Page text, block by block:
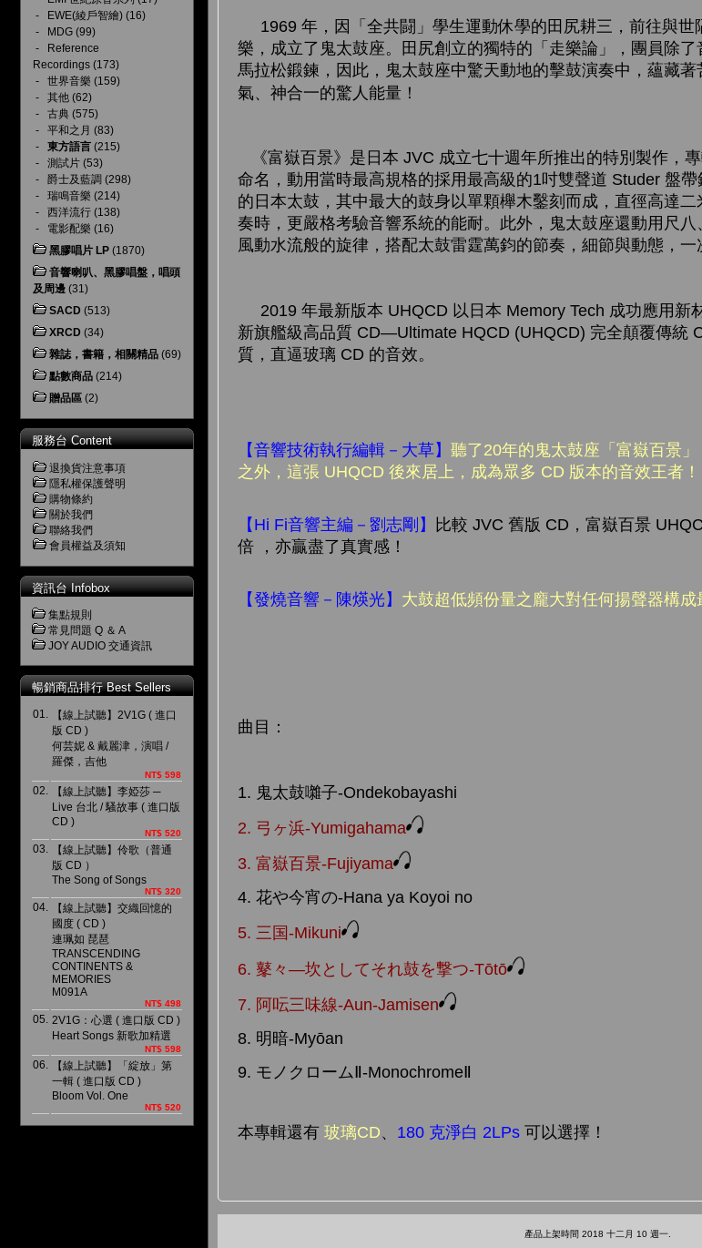
-
EWE(綾戶智繪) (16)
-
MDG (99)
-
Reference
Recordings (173)
- 世界音樂 (159)
- 其他 (62)
- 古典 (575)
- 平和之月 (83)
- 東方語言 (215)
- 測試片 (53)
- 爵士及藍調 (298)
- 瑞鳴音樂 (214)
- 西洋流行 (138)
- 電影配樂 (16)
黑膠唱片 LP (1870)
音響喇叭、黑膠唱盤，唱頭
及周邊 (31)
SACD (513)
XRCD (34)
雜誌，書籍，相關精品 (69)
點數商品 (214)
贈品區 (2)
服務台 Content
退換貨注意事項
隱私權保護聲明
購物條約
關於我們
聯絡我們
會員權益及須知
資訊台 Infobox
集點規則
常見問題 Q ＆ A
JOY AUDIO 交通資訊
暢銷商品排行 Best Sellers
01.
【線上試聽】2V1G ( 進口
版 CD )
何芸妮 & 戴麗津，演唱 /
羅傑，吉他
NT$ 598
02.
【線上試聽】李婭莎 ─
Live 台北 / 騷故事 ( 進口版
CD )
NT$ 520
03.
【線上試聽】伶歌（普通
版 CD ）
The Song of Songs
NT$ 320
04.
【線上試聽】交織回憶的
國度 ( CD )
連珮如 琵琶
TRANSCENDING
CONTINENTS &
MEMORIES
M091A
NT$ 498
05. 2V1G：心選 ( 進口版 CD )
Heart Songs 新歌加精選
NT$ 598
06.
【線上試聽】「綻放」第
一輯 ( 進口版 CD )
Bloom Vol. One
NT$ 520
1969 年，因「全共闘」學生運動休學的田尻耕三，前往與世
樂，成立了鬼太鼓座。田尻創立的獨特的「走樂論」，團員除
馬拉松鍛鍊，因此，鬼太鼓座中驚天動地的擊鼓演奏中，蘊藏著
氣、神合一的驚人能量！
《富嶽百景》是日本 JVC 成立七十週年所推出的特別製作，
命名，動用當時最高規格的採用最高級的1吋雙聲道 Studer 盤
的日本太鼓，其中最大的鼓身以單顆櫸木鑿刻而成，直徑高達
奏時，更嚴格考驗音響系統的能耐。此外，鬼太鼓座還動用尺
風動水流般的旋律，搭配太鼓雷霆萬鈞的節奏，細節與動態，一
2019 年最新版本 UHQCD 以日本 Memory Tech 成功應用新
新旗艦級高品質 CD—Ultimate HQCD (UHQCD) 完全顛覆傳統
質，直逼玻璃 CD 的音效。
【音響技術執行編輯－大草】聽了20年的鬼太鼓座「富嶽百景
之外，這張 UHQCD 後來居上，成為眾多 CD 版本的音效王者！
【Hi Fi音響主編－劉志剛】
比較 JVC 舊版 CD，富嶽百景
倍 ，亦贏盡了真實感！
【發燒音響－陳煐光】 大鼓超低頻份量之龐大對任何揚聲器構成
曲目：
1. 鬼太鼓囃子-Ondekobayashi
2. 弓ヶ浜-Yumigahama
3. 富嶽百景-Fujiyama
4. 花や今宵の-Hana ya Koyoi no
5. 三国-Mikuni
6. 鼕々—坎としてそれ鼓を撃つ-Tōtō
7. 阿呍三味線-Aun-Jamisen
8. 明暗-Myōan
9. モノクロームⅡ-MonochromeⅡ
本專輯還有玻璃CD、 180 克淨白 2LPs 可以選擇！
產品上架時間 2018 十二月 10 週一.